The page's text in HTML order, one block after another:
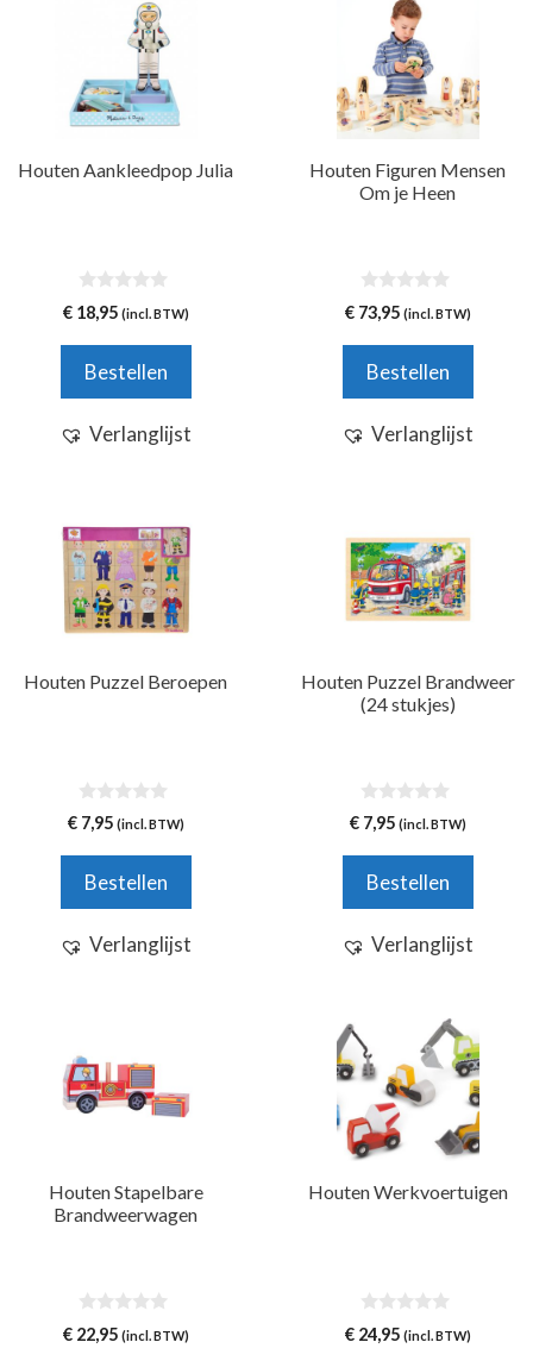
Houten Aankleedpop Julia
0
v
5
€18,95 (incl. BTW)
Bestellen
Verlanglijst
Houten Figuren Mensen
Om je Heen
0
v
5
€73,95 (incl. BTW)
Bestellen
Verlanglijst
Houten Puzzel Beroepen
0
v
5
€7,95 (incl. BTW)
Bestellen
Verlanglijst
Houten Puzzel Brandweer
(24 stukjes)
0
v
5
€7,95 (incl. BTW)
Bestellen
Verlanglijst
Houten Stapelbare
Brandweerwagen
0
v
€22,95 (incl. BTW)
Houten Werkvoertuigen
0
v
€24,95 (incl. BTW)